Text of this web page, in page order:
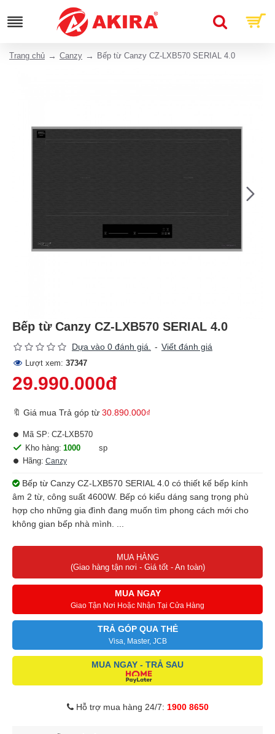
Trang chủ Canzy Bếp từ Canzy CZ-LXB570 SERIAL 4.0
Bếp từ Canzy CZ-LXB570 SERIAL 4.0
Dựa vào 0 đánh giá. - Viết đánh giá
Lượt xem: 37347
29.990.000đ
🔖 Giá mua Trả góp từ 30.890.000₫
Kho hàng: 1000
sp
Hãng: Canzy
Mã SP: CZ-LXB570
Bếp từ Canzy CZ-LXB570 SERIAL 4.0 có thiết kế bếp kính
âm 2 từ, công suất 4600W. Bếp có kiểu dáng sang trọng phù
hợp cho những gia đình đang muốn tìm phong cách mới cho
không gian bếp nhà mình. ...
MUA HÀNG
(Giao hàng tận nơi - Giá tốt - An toàn)
MUA NGAY
Giao Tận Nơi Hoặc Nhận Tại Cửa Hàng
TRẢ GÓP QUA THẺ
Visa, Master, JCB
MUA NGAY - TRẢ SAU
Hỗ trợ mua hàng 24/7: 1900 8650